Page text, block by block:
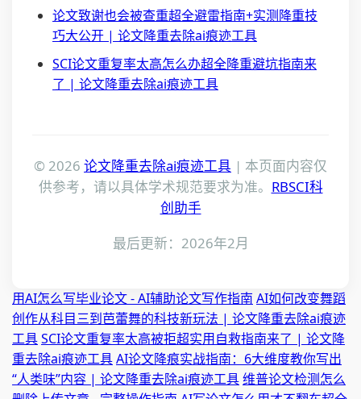
论文致谢也会被查重超全避雷指南+实测降重技
巧大公开 | 论文降重去除ai痕迹工具
SCI论文重复率太高怎么办超全降重避坑指南来
了 | 论文降重去除ai痕迹工具
© 2026 论文降重去除ai痕迹工具 | 本页面内容仅
供参考，请以具体学术规范要求为准。 RBSCI科
创助手
最后更新：2026年2月
用AI怎么写毕业论文 - AI辅助论文写作指南 AI如何改变舞蹈
创作从科目三到芭蕾舞的科技新玩法 | 论文降重去除ai痕迹
工具SCI论文重复率太高被拒超实用自救指南来了 | 论文降
重去除ai痕迹工具AI论文降痕实战指南：6大维度教你写出
“人类味”内容 | 论文降重去除ai痕迹工具维普论文检测怎么